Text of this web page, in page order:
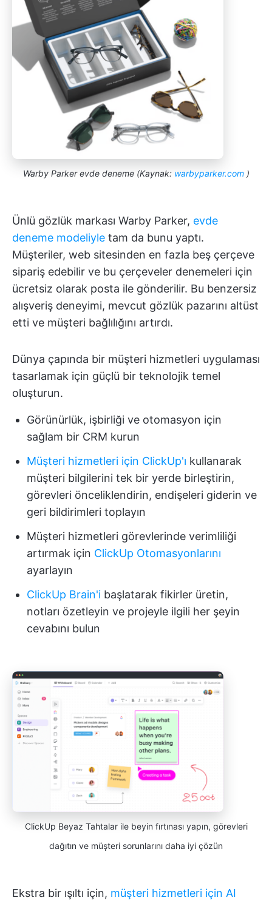
Warby Parker evde deneme (Kaynak: warbyparker.com )
Ünlü gözlük markası Warby Parker, evde
deneme modeliyle tam da bunu yaptı.
Müşteriler, web sitesinden en fazla beş çerçeve
sipariş edebilir ve bu çerçeveler denemeleri için
ücretsiz olarak posta ile gönderilir. Bu benzersiz
alışveriş deneyimi, mevcut gözlük pazarını altüst
etti ve müşteri bağlılığını artırdı.
Dünya çapında bir müşteri hizmetleri uygulaması
tasarlamak için güçlü bir teknolojik temel
oluşturun.
Görünürlük, işbirliği ve otomasyon için
sağlam bir CRM kurun
Müşteri hizmetleri için ClickUp'ı kullanarak
müşteri bilgilerini tek bir yerde birleştirin,
görevleri önceliklendirin, endişeleri giderin ve
geri bildirimleri toplayın
Müşteri hizmetleri görevlerinde verimliliği
artırmak için ClickUp Otomasyonlarını
ayarlayın
ClickUp Brain'i başlatarak fikirler üretin,
notları özetleyin ve projeyle ilgili her şeyin
cevabını bulun
ClickUp Beyaz Tahtalar ile beyin fırtınası yapın, görevleri
dağıtın ve müşteri sorunlarını daha iyi çözün
Ekstra bir ışıltı için, müşteri hizmetleri için AI